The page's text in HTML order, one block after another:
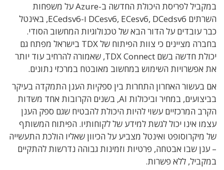
במקביל לפריסת היכולת החדשה ב-Azure על משפחות
השרתים DCesv6, ECesv6, DCedsv6 ו-ECedsv6, באינטל
כבר עובדים על הדור הבא של טכנולוגיות המחשוב הסודי.
בחברה מציינים כי צוות הפיתוח של TDX בישראל מפתח גם
יכולת חדשה בשם TDX Connect, שאמורה להרחיב עוד יותר
את אפשרויות השימוש במחשוב מאובטח במרכזי נתונים.
אם בעשור האחרון התחרות בין ספקיות הענן התמקדה בעיקר
בביצועים, במחיר וביכולות AI, בשנים הקרובות אחד משדות
הקרב המרכזיים עשוי להיות היכולת להבטיח שגם ספק הענן
עצמו אינו יכול לגשת למידע של לקוחותיו. הפיתוח המשותף
של מיקרוסופט ואינטל מצביע על הכיוון שאליו הולכת התעשייה
– ענן שבו אבטחה, פרטיות וזמינות גבוהה נדרשות להתקיים
במקביל, ללא פשרות.